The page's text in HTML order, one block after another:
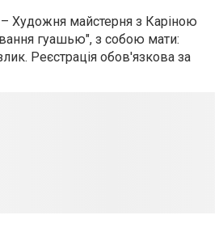
Художня майстерня з Каріною
гуашью", з собою мати:
Реєстрація обов'язкова за